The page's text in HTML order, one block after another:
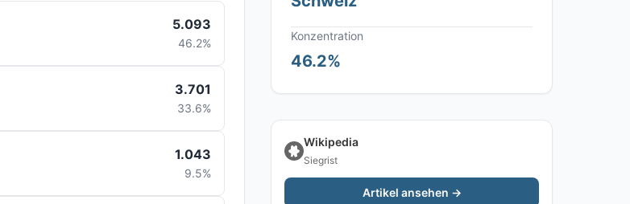
5.093
46.2%
3.701
33.6%
1.043
9.5%
Konzentration
46.2%
Wikipedia
Siegrist
Artikel ansehen →